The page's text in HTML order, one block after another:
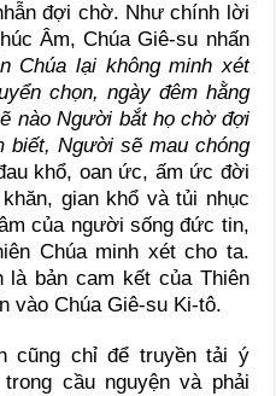
đợi chờ. Như chính lời
Âm, Chúa Giê-su nhấn
Chúa lại không minh xét
chọn, ngày đêm hằng
nào Người bắt họ chờ đợi
biết, Người sẽ mau chóng
khổ, oan ức, ấm ức đời
gian khổ và tủi nhục
của người sống đức tin,
Chúa minh xét cho ta.
là bản cam kết của Thiên
vào Chúa Giê-su Ki-tô.
cũng chỉ để truyền tải ý
cầu nguyện và phải